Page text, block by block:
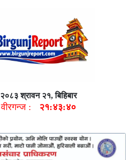
२०८३ श्रावन २१, बिहिबार
वीरगन्ज : २१:४३:४१